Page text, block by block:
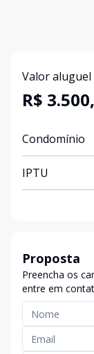
Valor aluguel
R$
Condomínio
IPTU
Proposta
Preencha os
entre em